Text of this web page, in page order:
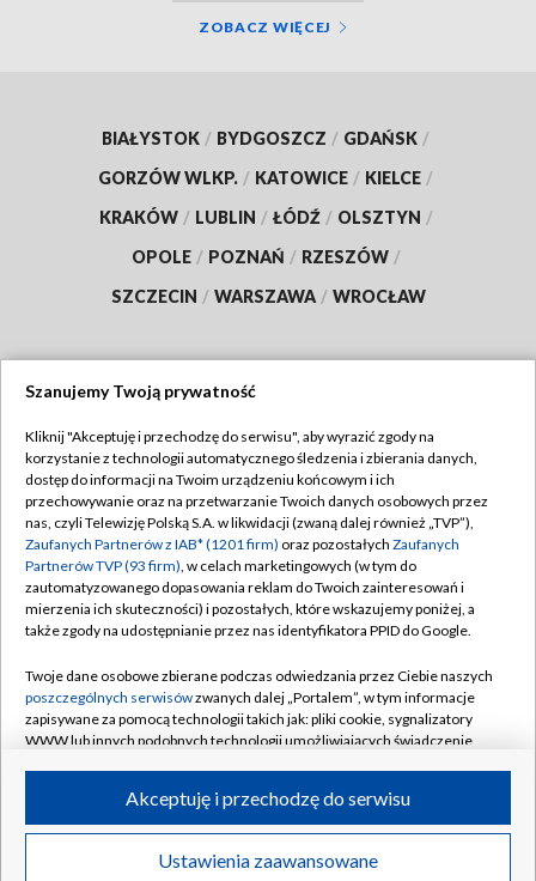
ZOBACZ WIĘCEJ
BIAŁYSTOK / BYDGOSZCZ / GDAŃSK /
GORZÓW WLKP. / KATOWICE / KIELCE /
KRAKÓW / LUBLIN / ŁÓDŹ / OLSZTYN /
OPOLE / POZNAŃ / RZESZÓW /
SZCZECIN / WARSZAWA / WROCŁAW
TVP
Abonament TVP
Emisja w TVP
Centrum informacji TVP
Naziemna Telewizja Cyfrowa
Rada Programowa
System NOS
Informacje o nadawcy
Program dla prasy
Regulamin TVP
Polityka prywatności
Moje zgody
Pomoc
Kontakt
Kanały
©2026 Telewizja Polska S.A. w likwidacji
Szanujemy Twoją prywatność
Kliknij "Akceptuję i przechodzę do serwisu", aby wyrazić zgody na
korzystanie z technologii automatycznego śledzenia i zbierania danych,
dostęp do informacji na Twoim urządzeniu końcowym i ich
przechowywanie oraz na przetwarzanie Twoich danych osobowych przez
nas, czyli Telewizję Polską S.A. w likwidacji (zwaną dalej również „TVP”),
Zaufanych Partnerów z IAB* (1201 firm) oraz pozostałych Zaufanych
Partnerów TVP (93 firm), w celach marketingowych (w tym do
zautomatyzowanego dopasowania reklam do Twoich zainteresowań i
mierzenia ich skuteczności) i pozostałych, które wskazujemy poniżej, a
także zgody na udostępnianie przez nas identyfikatora PPID do Google.
Twoje dane osobowe zbierane podczas odwiedzania przez Ciebie naszych
poszczególnych serwisówzwanych dalej „Portalem”, w tym informacje
zapisywane za pomocą technologii takich jak: pliki cookie, sygnalizatory
WWW lub innych podobnych technologii umożliwiających świadczenie
ruchu w Internecie.
Twoje dane osobowe zbierane podczas odwiedzania przez Ciebie
poszczególnych serwisówna Portalu, takie jak adresy IP, identyfikatory
Ustawienia zaawansowane
Akceptuję i przechodzę do serwisu